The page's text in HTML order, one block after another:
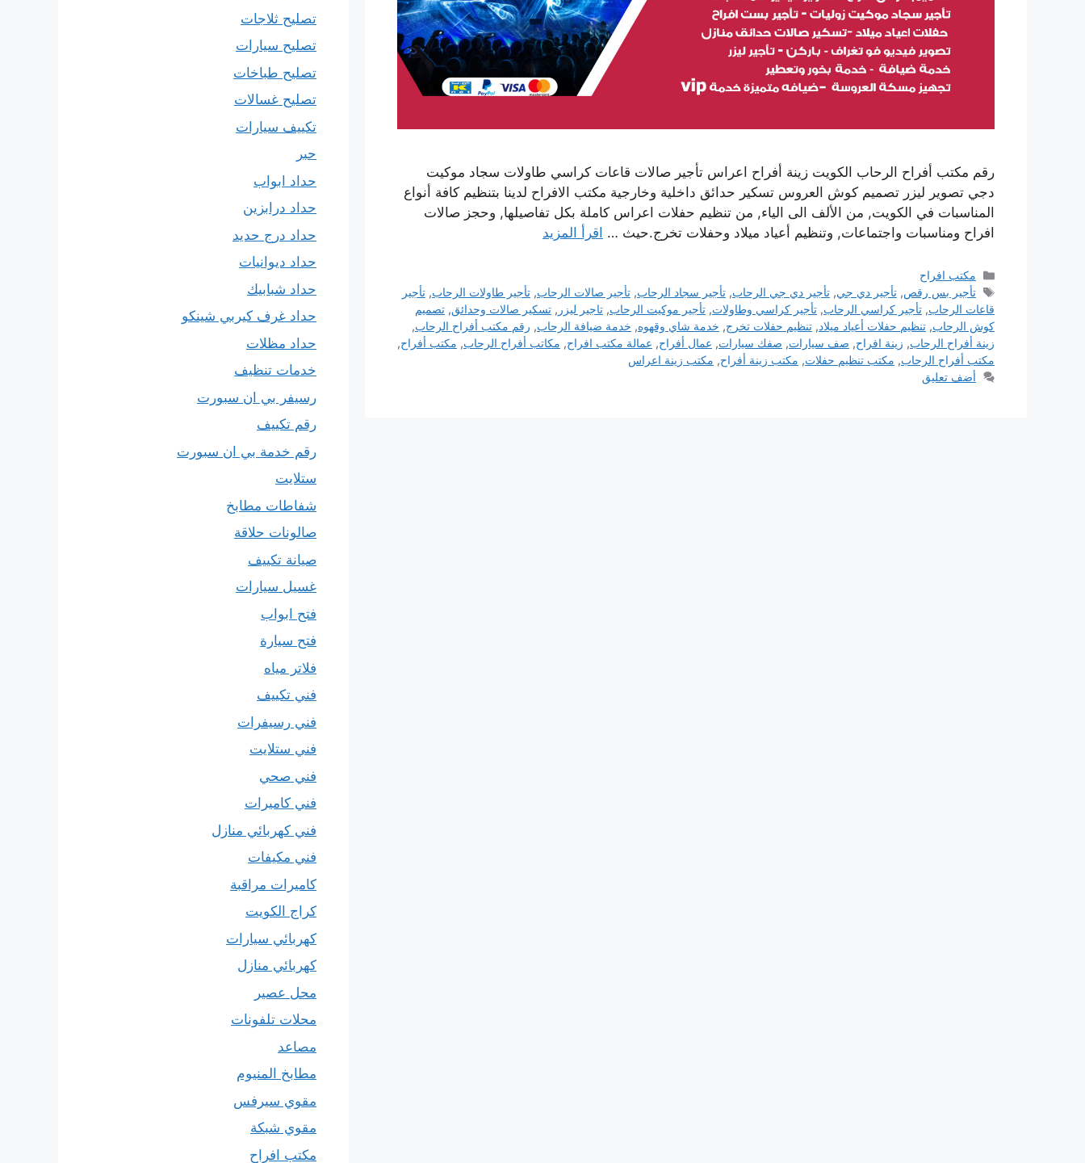
رقم مكتب أفراح الرحاب الكويت زينة أفراح اعراس تأجير صالات قاعات كراسي طاولات سجاد موكيت
دجي تصوير ليزر تصميم كوش العروس تسكير حدائق داخلية وخارجية مكتب الافراح لدينا بتنظيم كافة أنواع
المناسبات في الكويت, من الألف الى الياء, من تنظيم حفلات اعراس كاملة بكل تفاصيلها, وحجز صالات
افراح ومناسبات واجتماعات, وتنظيم أعياد ميلاد وحفلات تخرج.حيث … اقرأ المزيد
التصنيفات
مكتب افراح
الوسوم
تأجير بس رقص,تأجير دي جي,تأجير دي جي الرحاب,تأجير سجاد الرحاب,تأجير صالات الرحاب,تأجير طاولات الرحاب,تأجير
قاعات الرحاب, تأجير كراسي الرحاب, تأجير كراسي وطاولات, تأجير موكيت الرحاب, تاجير ليزر , تسكير صالات وحدائق, تصميم
كوش الرحاب, تنظيم حفلات أعياد ميلاد, تنظيم حفلات تخرج, خدمة شاي وقهوه, خدمة ضيافة الرحاب, رقم مكتب أفراح الرحاب,
زينة أفراح الرحاب, زينة افراح, صف سيارات, صفك سيارات, عمال أفراح, عمالة مكتب افراح, مكاتب أفراح الرحاب, مكتب أفراح,
مكتب أفراح الرحاب, مكتب تنظيم حفلات, مكتب زينة أفراح, مكتب زينة اعراس
أضف تعليق
تصليح ثلاجات
تصليح سيارات
تصليح طباخات
تصليح غسالات
تكييف سيارات
حبر
حداد ابواب
حداد درابزين
حداد درج حديد
حداد ديوانيات
حداد شبابيك
حداد غرف كيربي شينكو
حداد مظلات
خدمات تنظيف
رسيفر بي ان سبورت
رقم تكييف
رقم خدمة بي ان سبورت
ستلايت
شفاطات مطابخ
صالونات حلاقة
صيانة تكييف
غسيل سيارات
فتح ابواب
فتح سيارة
فلاتر مياه
فني تكييف
فني رسيفرات
فني ستلايت
فني صحي
فني كاميرات
فني كهربائي منازل
فني مكيفات
كاميرات مراقبة
كراج الكويت
كهربائي سيارات
كهربائي منازل
محل عصير
محلات تلفونات
مصاعد
مطابخ المنيوم
مقوي سيرفس
مقوي شبكة
مكتب افراح